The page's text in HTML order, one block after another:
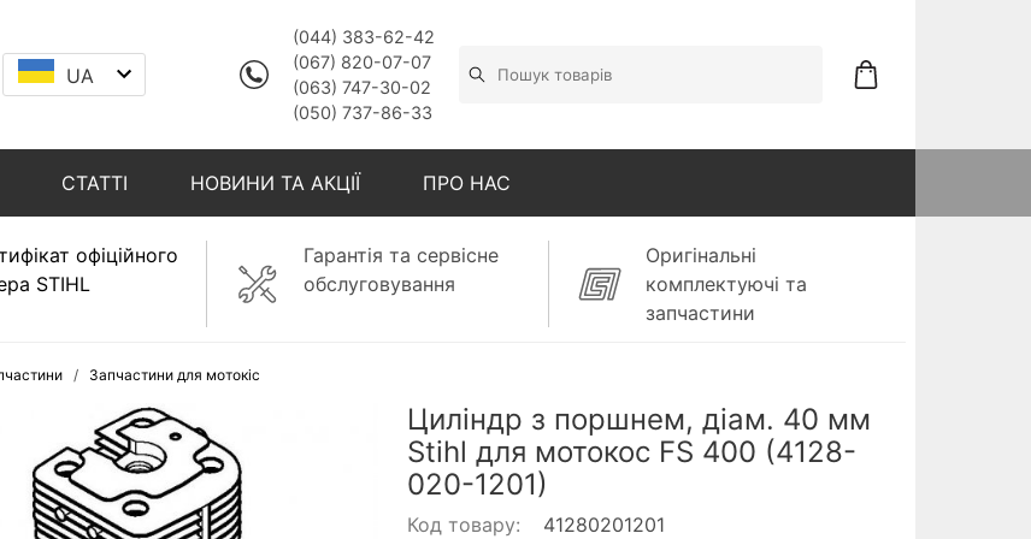
UA
(044) 383-62-42
(067) 820-07-07
(063) 747-30-02
(050) 737-86-33
СТАТТІ НОВИНИ ТА АКЦІЇ ПРО НАС
офіційного
STIHL
Гарантія та сервісне
обслуговування
Оригінальні
комплектуючі та
запчастини
Запчастини для мотокіс
Циліндр з поршнем, діам. 40 мм
Stihl для мотокос FS 400 (4128-
020-1201)
Код товару: 41280201201